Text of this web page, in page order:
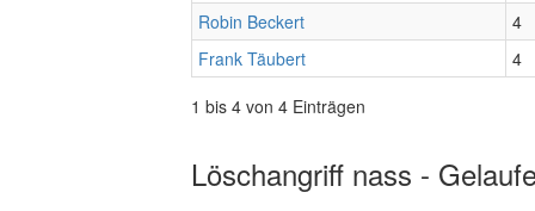
Robin Beckert
4
Frank Täubert
4
1 bis 4 von 4 Einträgen
Löschangriff nass -